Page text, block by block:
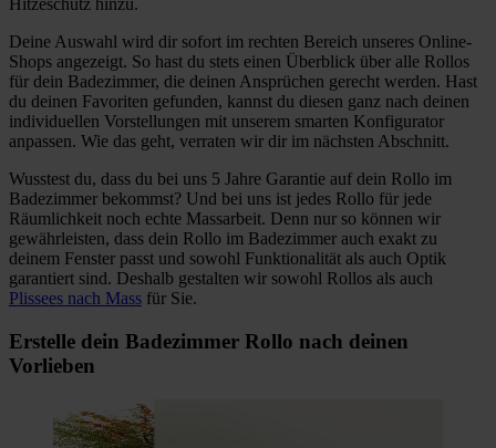
Hitzeschutz hinzu.
Deine Auswahl wird dir sofort im rechten Bereich unseres Online-
Shops angezeigt. So hast du stets einen Überblick über alle Rollos
für dein Badezimmer, die deinen Ansprüchen gerecht werden. Hast
du deinen Favoriten gefunden, kannst du diesen ganz nach deinen
individuellen Vorstellungen mit unserem smarten Konfigurator
anpassen. Wie das geht, verraten wir dir im nächsten Abschnitt.
Wusstest du, dass du bei uns 5 Jahre Garantie auf dein Rollo im
Badezimmer bekommst? Und bei uns ist jedes Rollo für jede
Räumlichkeit noch echte Massarbeit. Denn nur so können wir
gewährleisten, dass dein Rollo im Badezimmer auch exakt zu
deinem Fenster passt und sowohl Funktionalität als auch Optik
garantiert sind. Deshalb gestalten wir sowohl Rollos als auch
Plissees nach Mass für Sie.
Erstelle dein Badezimmer Rollo nach deinen
Vorlieben